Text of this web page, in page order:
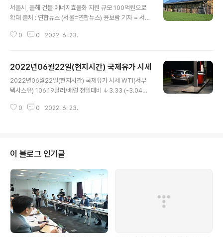
서울시, 올해 건물 에너지효율화 지원 규모 100억원으로
확대 출처 : 연합뉴스 (서울=연합뉴스) 윤보람 기자 = 서울
규모를 35억원에서 100억원으로 확대했다고 22일 밝혔
로 노후 건물·주택의 에너지 효율을 높일 경우 공사비의 10
0%를 무이자로 융자 지원하는 것이다. (뉴스 이어보기)
0 0 2022. 6. 23.
2022년06월22일(현지시간) 국제유가 시세
2022년06월22일(현지시간) 국제유가 시세 WTI(서부
텍사스유) 106.19달러/배럴 전일대비 ↓3.33 (-3.04%)
럴 전일대비 ↓2.91 (-2.91%) ICE 기준
0 0 2022. 6. 23.
이 블로그 인기글